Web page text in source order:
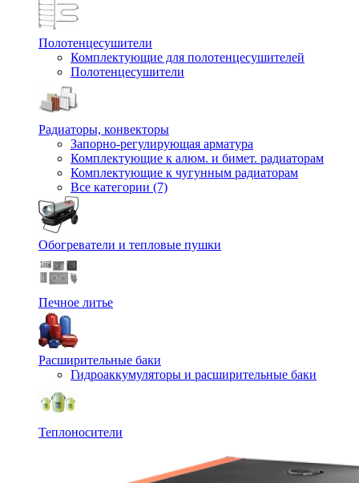
Полотенцесушители
Комплектующие для полотенцесушителей
Полотенцесушители
Радиаторы, конвекторы
Запорно-регулирующая арматура
Комплектующие к алюм. и бимет. радиаторам
Комплектующие к чугунным радиаторам
Все категории (7)
Обогреватели и тепловые пушки
Печное литье
Расширительные баки
Гидроаккумуляторы и расширительные баки
Теплоносители